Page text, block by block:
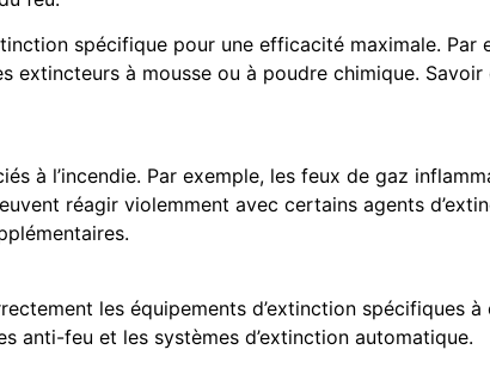
spécifique pour une efficacité maximale. Par
extincteurs à mousse ou à poudre chimique.
à l’incendie. Par exemple, les feux de gaz
réagir violemment avec certains agents
les équipements d’extinction spécifiques à
anti-feu et les systèmes d’extinction automatique.